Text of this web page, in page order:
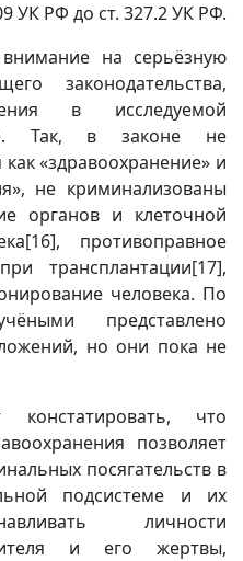
УК РФ до ст. 327.2 УК РФ.
на серьёзную
законодательства,
в исследуемой
Так, в законе не
«здравоохранение» и
не криминализованы
органов и клеточной
[16], противоправное
трансплантации[17],
человека. По
представлено
но они пока не
что
позволяет
посягательств в
подсистеме и их
личности
и его жертвы,